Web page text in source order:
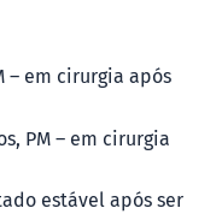
– em cirurgia após
PM – em cirurgia
estável após ser